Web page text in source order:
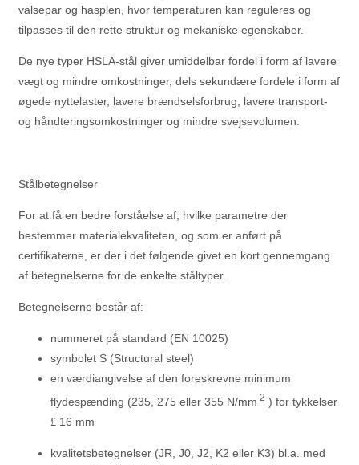
valsepar og hasplen, hvor temperaturen kan reguleres og
tilpasses til den rette struktur og mekaniske egenskaber.
De nye typer HSLA-stål giver umiddelbar fordel i form af lavere
vægt og mindre omkostninger, dels sekundære fordele i form af
øgede nyttelaster, lavere brændselsforbrug, lavere transport-
og håndteringsomkostninger og mindre svejsevolumen.
Stålbetegnelser
For at få en bedre forståelse af, hvilke parametre der
bestemmer materialekvaliteten, og som er anført på
certifikaterne, er der i det følgende givet en kort gennemgang
af betegnelserne for de enkelte ståltyper.
Betegnelserne består af:
nummeret på standard (EN 10025)
symbolet S (Structural steel)
en værdiangivelse af den foreskrevne minimum
flydespænding (235, 275 eller 355 N/mm 2 ) for tykkelser
£ 16 mm
kvalitetsbetegnelser (JR, J0, J2, K2 eller K3) bl.a. med